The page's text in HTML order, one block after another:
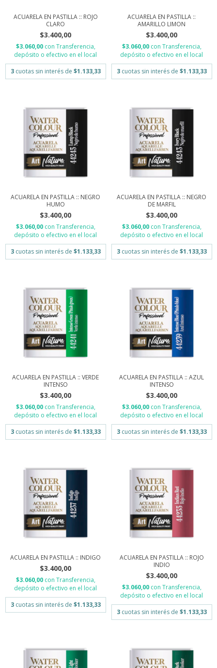
ACUARELA EN PASTILLA :: ROJO
CLARO
$3.400,00
$3.060,00 con Transferencia,
depósito o efectivo en el local
3 cuotas sin interés de $1.133,33
ACUARELA EN PASTILLA ::
AMARILLO LIMON
$3.400,00
$3.060,00 con Transferencia,
depósito o efectivo en el local
3 cuotas sin interés de $1.133,33
ACUARELA EN PASTILLA :: NEGRO
HUMO
$3.400,00
$3.060,00 con Transferencia,
depósito o efectivo en el local
3 cuotas sin interés de $1.133,33
ACUARELA EN PASTILLA :: NEGRO
DE MARFIL
$3.400,00
$3.060,00 con Transferencia,
depósito o efectivo en el local
3 cuotas sin interés de $1.133,33
ACUARELA EN PASTILLA :: VERDE
INTENSO
$3.400,00
$3.060,00 con Transferencia,
depósito o efectivo en el local
3 cuotas sin interés de $1.133,33
ACUARELA EN PASTILLA :: AZUL
INTENSO
$3.400,00
$3.060,00 con Transferencia,
depósito o efectivo en el local
3 cuotas sin interés de $1.133,33
ACUARELA EN PASTILLA :: INDIGO
$3.400,00
$3.060,00 con Transferencia,
depósito o efectivo en el local
3 cuotas sin interés de $1.133,33
ACUARELA EN PASTILLA :: ROJO
INDIO
$3.400,00
$3.060,00 con Transferencia,
depósito o efectivo en el local
3 cuotas sin interés de $1.133,33